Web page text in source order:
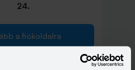
24.
a fiókoldalra